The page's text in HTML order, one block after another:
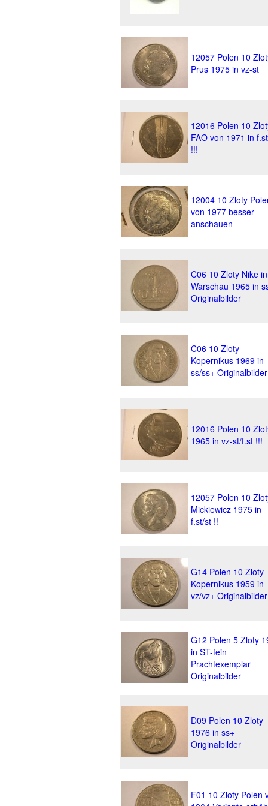
12057 Polen 10
Prus 1975 in vz-st
12016 Polen 10
FAO von 1971 in
!!!
12004 10 Zloty
von 1977 besser
anschauen
C06 10 Zloty Nike in
Warschau 1965 in
Originalbilder
C06 10 Zloty
Kopernikus 1969 in
ss/ss+ Originalbilder
12016 Polen 10
1965 in vz-st/f.st !!!
12057 Polen 10
Mickiewicz 1975 in
f.st/st !!
G14 Polen 10 Zloty
Kopernikus 1959 in
vz/vz+ Originalbilder
G12 Polen 5 Zloty
in ST-fein
Prachtexemplar
Originalbilder
D09 Polen 10 Zloty
1976 in ss+
Originalbilder
F01 10 Zloty Polen